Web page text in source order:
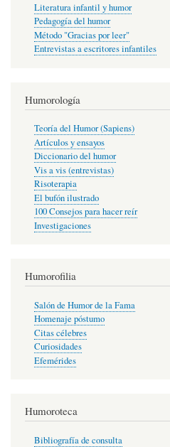
Literatura infantil y humor
Pedagogía del humor
Método "Gracias por leer"
Entrevistas a escritores infantiles
Humorología
Teoría del Humor (Sapiens)
Artículos y ensayos
Diccionario del humor
Vis a vis (entrevistas)
Risoterapia
El bufón ilustrado
100 Consejos para hacer reír
Investigaciones
Humorofilia
Salón de Humor de la Fama
Homenaje póstumo
Citas célebres
Curiosidades
Efemérides
Humoroteca
Bibliografía de consulta